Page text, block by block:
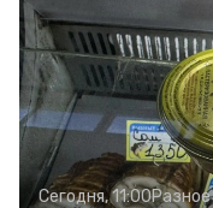
Сегодня, 11:00Разное